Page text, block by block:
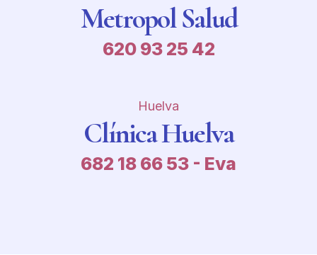
Metropol Salud
620 93 25 42
Huelva
Clínica Huelva
682 18 66 53 - Eva